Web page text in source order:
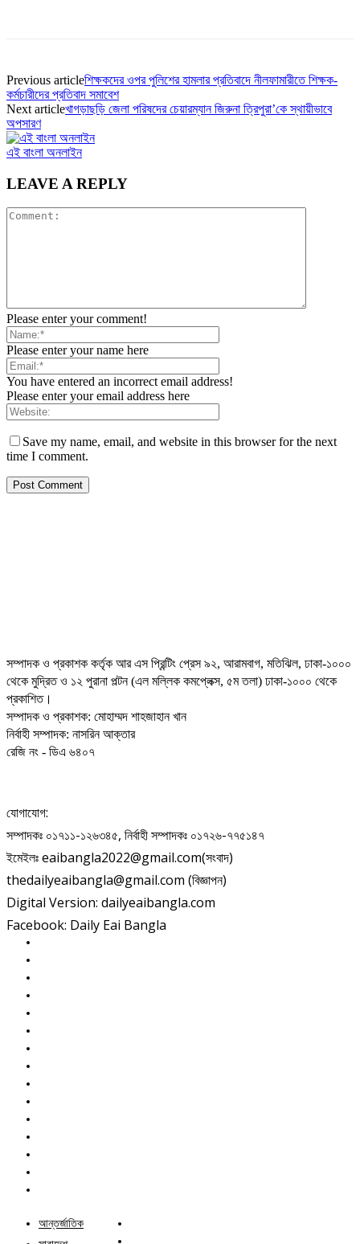
Previous articleশিক্ষকদের ওপর পুলিশের হামলার প্রতিবাদে নীলফামারীতে শিক্ষক-
কর্মচারীদের প্রতিবাদ সমাবেশ
Next articleখাগড়াছড়ি জেলা পরিষদের চেয়ারম্যান জিরুনা ত্রিপুরা’কে স্থায়ীভাবে
অপসারণ
এই বাংলা অনলাইন
LEAVE A REPLY
Please enter your comment!
Please enter your name here
You have entered an incorrect email address!
Please enter your email address here
Save my name, email, and website in this browser for the next
time I comment.
সম্পাদক ও প্রকাশক কর্তৃক আর এস প্রিন্টিং প্রেস ৯২, আরামবাগ, মতিঝিল, ঢাকা-১০০০
থেকে মুদ্রিত ও ১২ পুরানা পল্টন (এল মল্লিক কমপ্লেক্স, ৫ম তলা) ঢাকা-১০০০ থেকে
প্রকাশিত।
সম্পাদক ও প্রকাশক: মোহাম্মদ শাহজাহান খান
নির্বাহী সম্পাদক: নাসরিন আক্তার
রেজি নং - ডিএ ৬৪০৭
যোগাযোগ:
সম্পাদকঃ ০১৭১১-১২৬৩৪৫, নির্বাহী সম্পাদকঃ ০১৭২৬-৭৭৫১৪৭
ইমেইলঃ eaibangla2022@gmail.com(সংবাদ)
thedailyeaibangla@gmail.com (বিজ্ঞাপন)
Digital Version: dailyeaibangla.com
Facebook: Daily Eai Bangla
আন্তর্জাতিক